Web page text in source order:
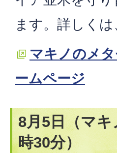
ます。詳しく
マキノのメ
ームページ
8月5日（マ
時30分）